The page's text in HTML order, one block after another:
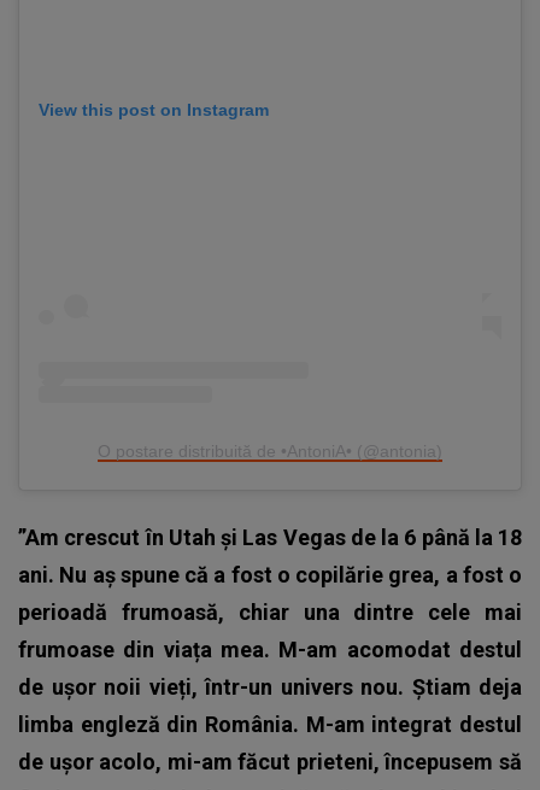
View this post on Instagram
O postare distribuită de •AntoniA• (@antonia)
”Am crescut în Utah și Las Vegas de la 6 până la 18
ani. Nu aș spune că a fost o copilărie grea, a fost o
perioadă frumoasă, chiar una dintre cele mai
frumoase din viața mea. M-am acomodat destul
de ușor noii vieți, într-un univers nou. Știam deja
limba engleză din România. M-am integrat destul
de ușor acolo, mi-am făcut prieteni, începusem să